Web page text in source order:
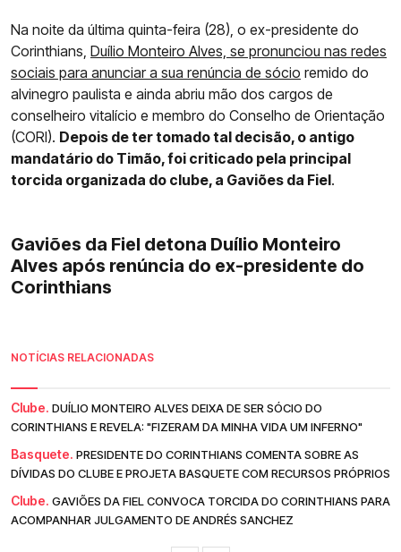
Na noite da última quinta-feira (28), o ex-presidente do
Corinthians, Duílio Monteiro Alves, se pronunciou nas redes
sociais para anunciar a sua renúncia de sócio remido do
alvinegro paulista e ainda abriu mão dos cargos de
conselheiro vitalício e membro do Conselho de Orientação
(CORI). Depois de ter tomado tal decisão, o antigo
mandatário do Timão, foi criticado pela principal
torcida organizada do clube, a Gaviões da Fiel.
Gaviões da Fiel detona Duílio Monteiro
Alves após renúncia do ex-presidente do
Corinthians
NOTÍCIAS RELACIONADAS
Clube. DUÍLIO MONTEIRO ALVES DEIXA DE SER SÓCIO DO
CORINTHIANS E REVELA: "FIZERAM DA MINHA VIDA UM INFERNO"
Basquete. PRESIDENTE DO CORINTHIANS COMENTA SOBRE AS
DÍVIDAS DO CLUBE E PROJETA BASQUETE COM RECURSOS PRÓPRIOS
Clube. GAVIÕES DA FIEL CONVOCA TORCIDA DO CORINTHIANS PARA
ACOMPANHAR JULGAMENTO DE ANDRÉS SANCHEZ